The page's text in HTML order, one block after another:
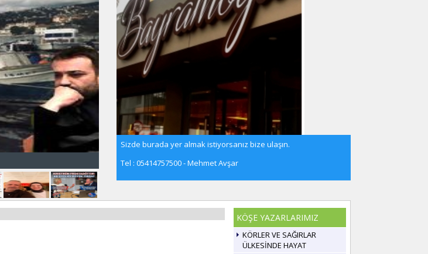
Sizde burada yer almak istiyorsanız bize ulaşın.
Tel : 05414757500 - Mehmet Avşar
KÖŞE YAZARLARIMIZ
KÖRLER VE SAĞIRLAR
ÜLKESİNDE HAYAT